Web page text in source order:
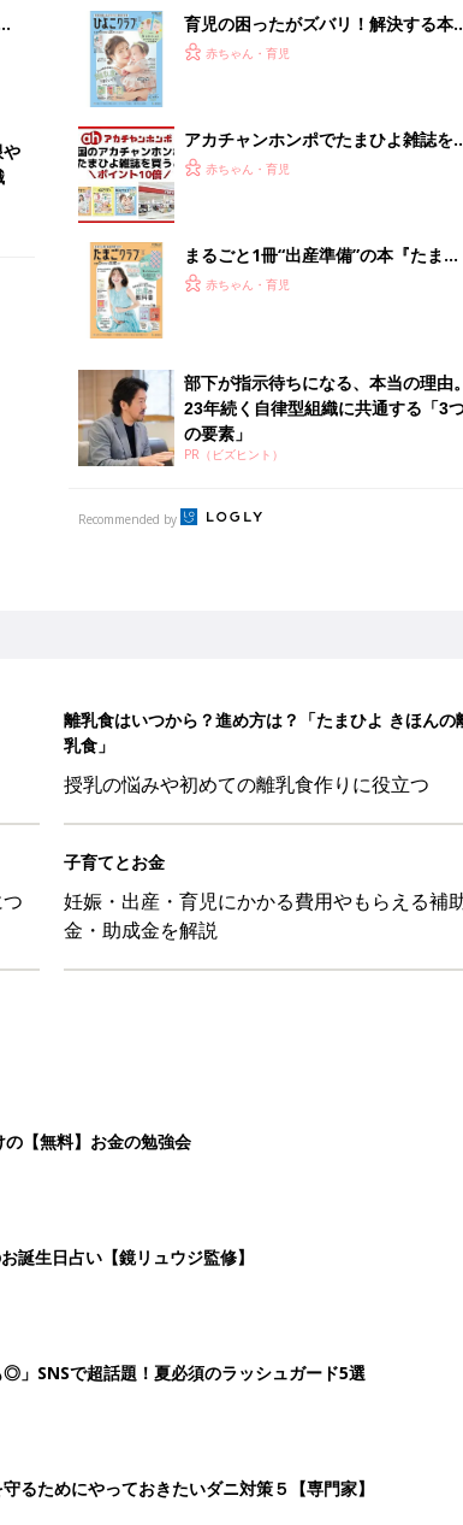
23年続く自律型組織に共通する「3つ
の要素」
PR（ビズヒント）
離乳食はいつから？進め方は？「たまひよ きほんの離
授乳の悩みや初めての離乳食作りに役立つ
子育てとお金
妊娠・出産・育児にかかる費用やもらえる補助
金・助成金を解説
【無料】お金の勉強会
生日占い【鏡リュウジ監修】
」SNSで超話題！夏必須のラッシュガード5選
3 4 5 >